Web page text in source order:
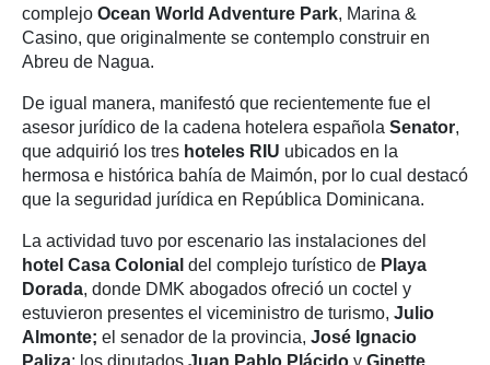
complejo Ocean World Adventure Park, Marina &
Casino, que originalmente se contemplo construir en
Abreu de Nagua.
De igual manera, manifestó que recientemente fue el
asesor jurídico de la cadena hotelera española Senator,
que adquirió los tres hoteles RIU ubicados en la
hermosa e histórica bahía de Maimón, por lo cual destacó
que la seguridad jurídica en República Dominicana.
La actividad tuvo por escenario las instalaciones del
hotel Casa Colonial del complejo turístico de Playa
Dorada, donde DMK abogados ofreció un coctel y
estuvieron presentes el viceministro de turismo, Julio
Almonte; el senador de la provincia, José Ignacio
Paliza; los diputados Juan Pablo Plácido y Ginette